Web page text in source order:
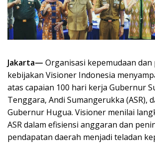
Jakarta— Organisasi kepemudaan
kebijakan Visioner Indonesia
atas capaian 100 hari kerja Gubernur
Tenggara, Andi Sumangerukka (ASR),
Gubernur Hugua. Visioner menilai
ASR dalam efisiensi anggaran dan
pendapatan daerah menjadi teladan